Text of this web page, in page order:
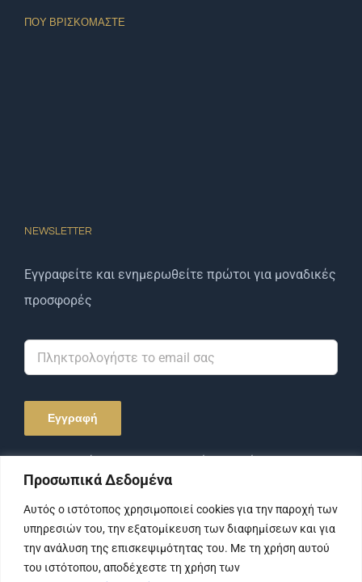
Προσωπικά Δεδομένα
Αυτός ο ιστότοπος χρησιμοποιεί cookies για την παροχή των
υπηρεσιών του, την εξατομίκευση των διαφημίσεων και για
την ανάλυση της επισκεψιμότητας του. Με τη χρήση αυτού
του ιστότοπου, αποδέχεστε τη χρήση των
ΠΟΥ ΒΡΙΣΚΌΜΑΣΤΕ
NEWSLETTER
Εγγραφείτε και ενημερωθείτε πρώτοι για μοναδικές
προσφορές
Αποδέχομαι την Πολιτική Απορρήτου και τους
Όρους Χρήσης.